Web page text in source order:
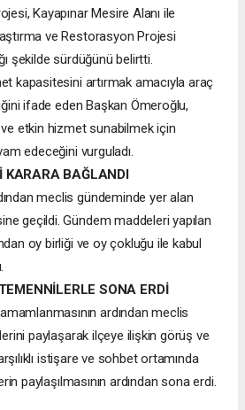
Kayapınar Mesire Alanı ile
ve Restorasyon Projesi
şekilde sürdüğünü belirtti.
kapasitesini artırmak amacıyla araç
ifade eden Başkan Ömeroğlu,
ve etkin hizmet sunabilmek için
edeceğini vurguladı.
KARARA BAĞLANDI
meclis gündeminde yer alan
geçildi. Gündem maddeleri yapılan
oy birliği ve oy çokluğu ile kabul
SONA ERDİ
ardından meclis
paylaşarak ilçeye ilişkin görüş ve
istişare ve sohbet ortamında
paylaşılmasının ardından sona erdi.